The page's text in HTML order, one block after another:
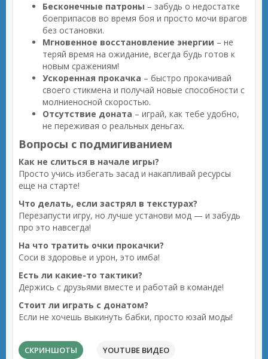
Бесконечные патроны – забудь о недостатке
боеприпасов во время боя и просто мочи врагов
без остановки.
Мгновенное восстановление энергии – не
теряй время на ожидание, всегда будь готов к
новым сражениям!
Ускоренная прокачка – быстро прокачивай
своего стикмена и получай новые способности с
молниеносной скоростью.
Отсутствие доната – играй, как тебе удобно,
не переживая о реальных деньгах.
Вопросы с подмигиванием
Как не слиться в начале игры?
Просто учись избегать засад и накапливай ресурсы
еще на старте!
Что делать, если застрял в текстурах?
Перезапусти игру, но лучше установи мод — и забудь
про это навсегда!
На что тратить очки прокачки?
Соси в здоровье и урон, это имба!
Есть ли какие-то тактики?
Держись с друзьями вместе и работай в команде!
Стоит ли играть с донатом?
Если не хочешь выкинуть бабки, просто юзай моды!
СКРИНШОТЫ YOUTUBE ВИДЕО